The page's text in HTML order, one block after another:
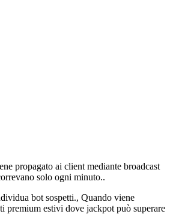
propagato ai client mediante broadcast
solo ogni minuto..
bot sospetti., Quando viene
premium estivi dove jackpot può superare